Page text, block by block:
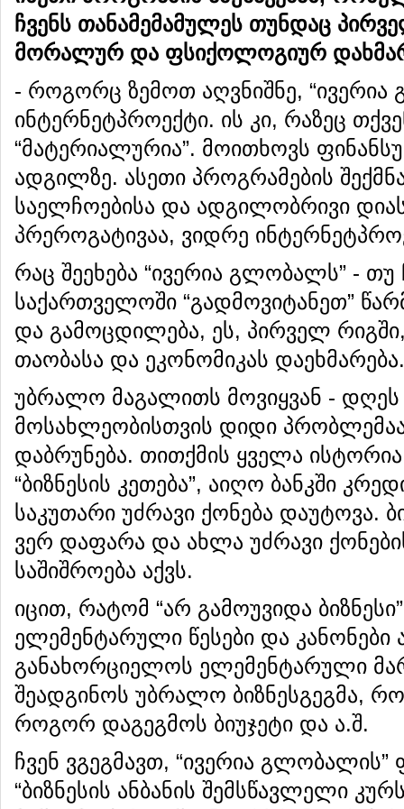
ჩვენს თანამემამულეს თუნდაც
მორალურ და ფსიქოლოგიურ
- როგორც ზემოთ აღვნიშნე,
ინტერნეტპროექტი. ის კი, რაზეც
“მატერიალურია”. მოითხოვს
ადგილზე. ასეთი პროგრამების
საელჩოებისა და ადგილობრივი
პრეროგატივაა, ვიდრე
რაც შეეხება “ივერია გლობალს” -
საქართველოში “გადმოვიტანეთ”
და გამოცდილება, ეს, პირველ
თაობასა და ეკონომიკას დაეხმარება.
უბრალო მაგალითს მოვიყვან -
მოსახლეობისთვის დიდი
დაბრუნება. თითქმის ყველა
“ბიზნესის კეთება”, აიღო ბანკში
საკუთარი უძრავი ქონება დაუტოვა.
ვერ დაფარა და ახლა უძრავი
საშიშროება აქვს.
იცით, რატომ “არ გამოუვიდა
ელემენტარული წესები და
განახორციელოს ელემენტარული
შეადგინოს უბრალო ბიზნესგეგმა,
როგორ დაგეგმოს ბიუჯეტი და ა.შ.
ჩვენ ვგეგმავთ, “ივერია
“ბიზნესის ანბანის შემსწავლელი